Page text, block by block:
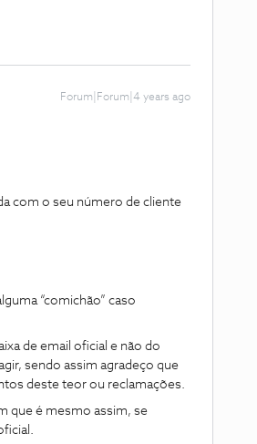
Forum|Forum|4 years ago
com o seu número de cliente
“comichão” caso
de email oficial e não do
sendo assim agradeço que
deste teor ou reclamações.
que é mesmo assim, se